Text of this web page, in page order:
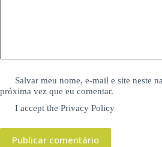
Salvar meu nome, e-mail e site neste
próxima vez que eu comentar.
I accept thePrivacy Policy
Publicar comentário